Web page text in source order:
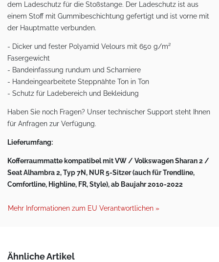
dem Ladeschutz für die Stoßstange. Der Ladeschutz ist aus
einem Stoff mit Gummibeschichtung gefertigt und ist vorne mit
der Hauptmatte verbunden.
- Dicker und fester Polyamid Velours mit 650 g/m²
Fasergewicht
- Bandeinfassung rundum und Scharniere
- Handeingearbeitete Steppnähte Ton in Ton
- Schutz für Ladebereich und Bekleidung
Haben Sie noch Fragen? Unser technischer Support steht Ihnen
für Anfragen zur Verfügung.
Lieferumfang:
Kofferraummatte kompatibel mit VW / Volkswagen Sharan 2 /
Seat Alhambra 2, Typ 7N, NUR 5-Sitzer (auch für Trendline,
Comfortline, Highline, FR, Style), ab Baujahr 2010-2022
Mehr Informationen zum EU Verantwortlichen »
Ähnliche Artikel